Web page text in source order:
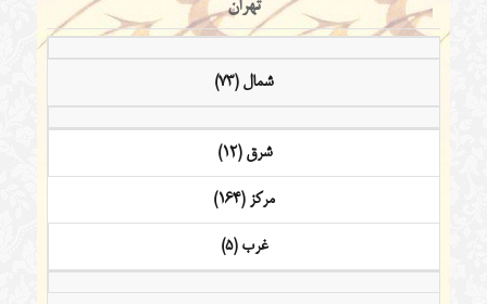
تهران
شمال (73)
شرق (12)
مرکز (164)
غرب (5)